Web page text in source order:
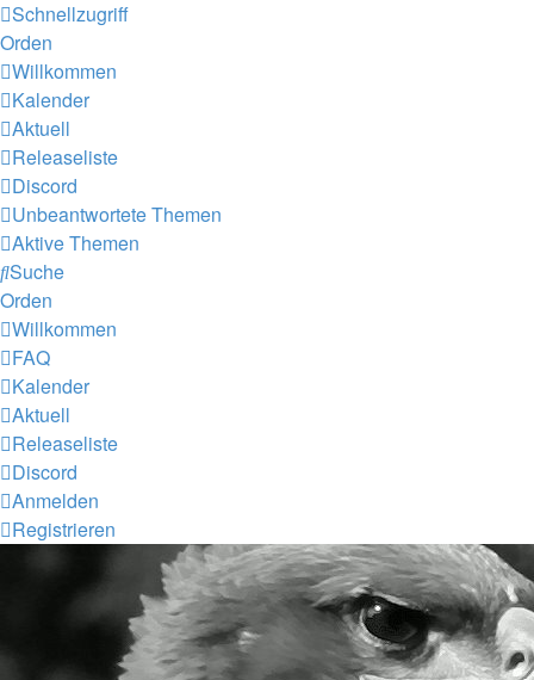
Schnellzugriff
Orden
Willkommen
Kalender
Aktuell
Releaseliste
Discord
Unbeantwortete Themen
Aktive Themen
Suche
Orden
Willkommen
FAQ
Kalender
Aktuell
Releaseliste
Discord
Anmelden
Registrieren